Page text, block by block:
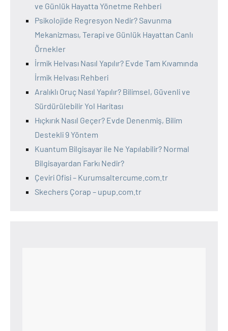
ve Günlük Hayatta Yönetme Rehberi
Psikolojide Regresyon Nedir? Savunma
Mekanizması, Terapi ve Günlük Hayattan Canlı
Örnekler
İrmik Helvası Nasıl Yapılır? Evde Tam Kıvamında
İrmik Helvası Rehberi
Aralıklı Oruç Nasıl Yapılır? Bilimsel, Güvenli ve
Sürdürülebilir Yol Haritası
Hıçkırık Nasıl Geçer? Evde Denenmiş, Bilim
Destekli 9 Yöntem
Kuantum Bilgisayar ile Ne Yapılabilir? Normal
Bilgisayardan Farkı Nedir?
Çeviri Ofisi – Kurumsaltercume.com.tr
Skechers Çorap – upup.com.tr